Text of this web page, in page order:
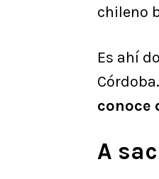
chileno
Es ahí
conoce
A